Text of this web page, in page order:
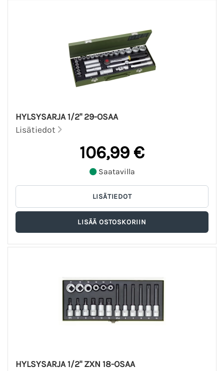
HYLSYSARJA 1/2" 29-OSAA
Lisätiedot
106,99 €
Saatavilla
HYLSYSARJA 1/2" ZXN 18-OSAA